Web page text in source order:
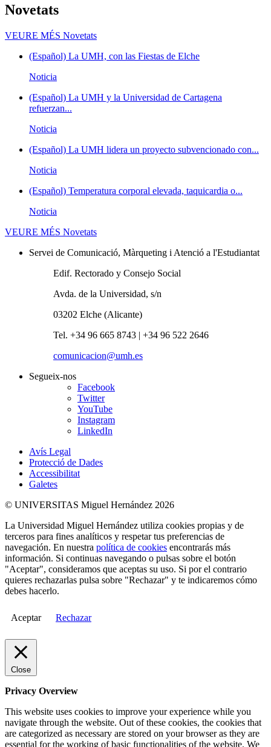
Novetats
VEURE MÉS Novetats
(Español) La UMH, con las Fiestas de Elche
Noticia
(Español) La UMH y la Universidad de Cartagena
refuerzan...
Noticia
(Español) La UMH lidera un proyecto subvencionado con...
Noticia
(Español) Temperatura corporal elevada, taquicardia o...
Noticia
VEURE MÉS Novetats
Servei de Comunicació, Màrqueting i Atenció a l'Estudiantat
Edif. Rectorado y Consejo Social
Avda. de la Universidad, s/n
03202 Elche (Alicante)
Tel. +34 96 665 8743 | +34 96 522 2646
comunicacion@umh.es
Segueix-nos
Facebook
Twitter
YouTube
Instagram
LinkedIn
Avís Legal
Protecció de Dades
Accessibilitat
Galetes
© UNIVERSITAS Miguel Hernández 2026
La Universidad Miguel Hernández utiliza cookies propias y de
terceros para fines analíticos y respetar tus preferencias de
navegación. En nuestra política de cookies encontrarás más
información. Si continuas navegando o pulsas sobre el botón
"Aceptar", consideramos que aceptas su uso. Si por el contrario
quieres rechazarlas pulsa sobre "Rechazar" y te indicaremos cómo
debes hacerlo.
Aceptar Rechazar
Close
Privacy Overview
This website uses cookies to improve your experience while you
navigate through the website. Out of these cookies, the cookies that
are categorized as necessary are stored on your browser as they are
essential for the working of basic functionalities of the website. We